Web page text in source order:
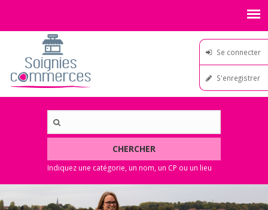
Se connecter
S'enregistrer
CHERCHER